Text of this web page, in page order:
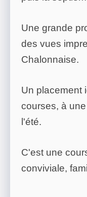
Une grande
des vues
Chalonnaise.
Un placement
courses, à
l'été.
C'est une
conviviale,